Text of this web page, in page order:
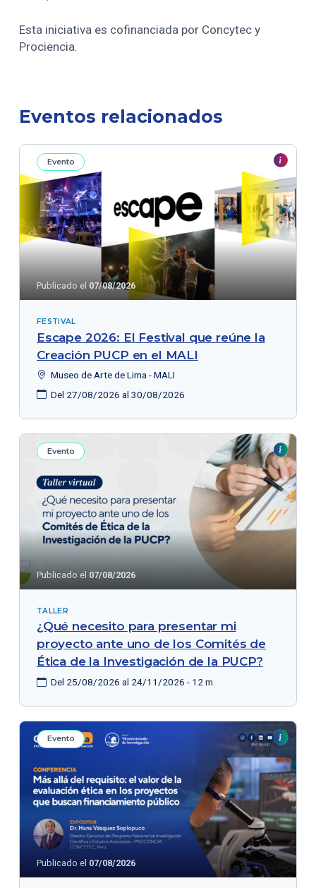
Esta iniciativa es cofinanciada por Concytec y
Prociencia.
Eventos relacionados
Evento
Publicado el 07/08/2026
FESTIVAL
Escape 2026: El Festival que reúne la
Creación PUCP en el MALI
Museo de Arte de Lima - MALI
Del 27/08/2026 al 30/08/2026
Evento
Publicado el 07/08/2026
TALLER
¿Qué necesito para presentar mi
proyecto ante uno de los Comités de
Ética de la Investigación de la PUCP?
Del 25/08/2026 al 24/11/2026 - 12 m.
Evento
Publicado el 07/08/2026